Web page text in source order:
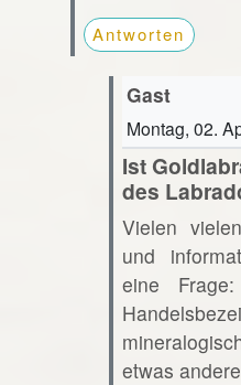
Antworten
Gast
Montag, 02.
Ist
des
Vielen
und
eine
etwas